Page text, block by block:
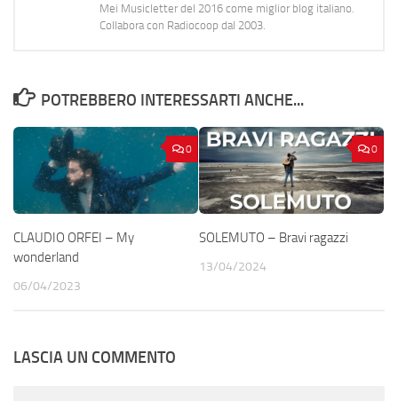
Mei Musicletter del 2016 come miglior blog italiano.
Collabora con Radiocoop dal 2003.
POTREBBERO INTERESSARTI ANCHE...
0
CLAUDIO ORFEI – My
wonderland
06/04/2023
0
SOLEMUTO – Bravi ragazzi
13/04/2024
LASCIA UN COMMENTO